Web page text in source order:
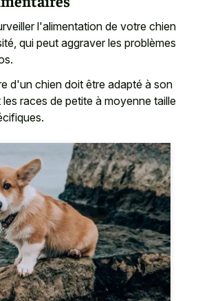
l'alimentation de votre chien
qui peut aggraver les problèmes
d'un chien doit être adapté à son
races de petite à moyenne taille